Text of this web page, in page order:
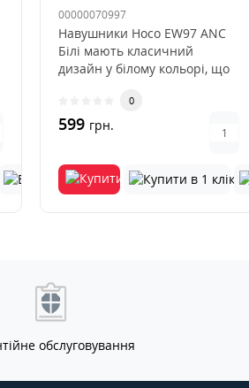
00000070997
Навушники Hoco EW97 ANC
Білі мають класичний
дизайн у білому кольорі, що
0
599 грн.
обслуговування